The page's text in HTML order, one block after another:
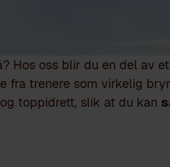
Hos oss blir du en del av
fra trenere som virkelig
toppidrett, slik at du kan